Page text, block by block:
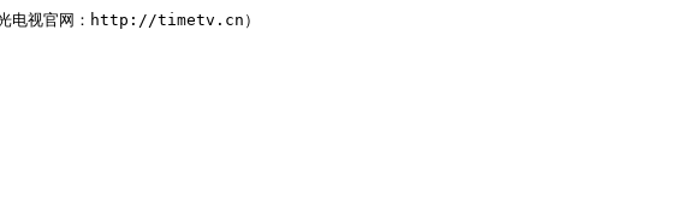
光电视官网：http://timetv.cn）